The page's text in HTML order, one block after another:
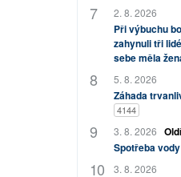
2. 8. 2026
Při výbuchu
zahynuli tři
sebe měla
5. 8. 2026
Záhada
4144
3. 8. 2026
Spotřeba
3. 8. 2026